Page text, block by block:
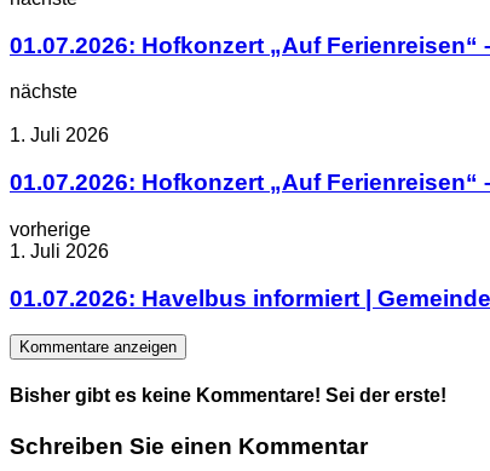
01.07.2026: Hofkonzert „Auf
nächste
1. Juli 2026
01.07.2026: Hofkonzert „Auf
vorherige
1. Juli 2026
01.07.2026: Havelbus informiert |
Kommentare anzeigen
Bisher gibt es keine Kommentare! Sei der erste!
Schreiben Sie einen Kommentar